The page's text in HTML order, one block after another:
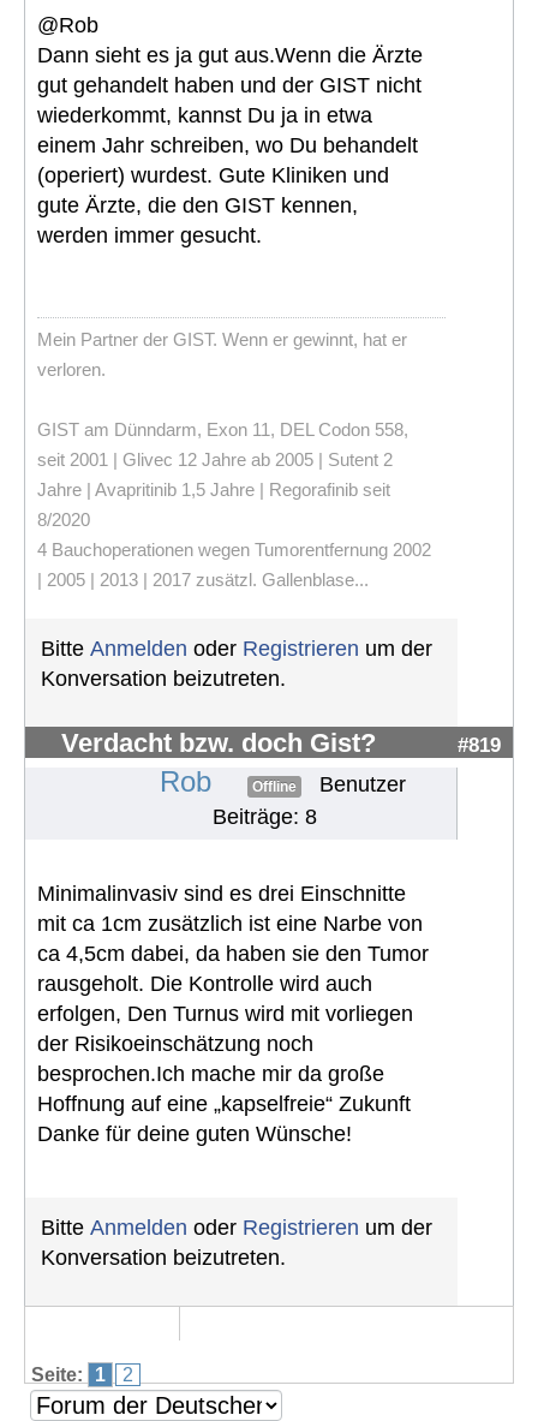
@Rob
Dann sieht es ja gut aus.Wenn die Ärzte
gut gehandelt haben und der GIST nicht
wiederkommt, kannst Du ja in etwa
einem Jahr schreiben, wo Du behandelt
(operiert) wurdest. Gute Kliniken und
gute Ärzte, die den GIST kennen,
werden immer gesucht.
Mein Partner der GIST. Wenn er gewinnt, hat er
verloren.
GIST am Dünndarm, Exon 11, DEL Codon 558,
seit 2001 | Glivec 12 Jahre ab 2005 | Sutent 2
Jahre | Avapritinib 1,5 Jahre | Regorafinib seit
8/2020
4 Bauchoperationen wegen Tumorentfernung 2002
| 2005 | 2013 | 2017 zusätzl. Gallenblase...
Bitte Anmelden oder Registrieren um der
Konversation beizutreten.
Verdacht bzw. doch Gist? #819
Rob Offline
Benutzer
Beiträge: 8
Minimalinvasiv sind es drei Einschnitte
mit ca 1cm zusätzlich ist eine Narbe von
ca 4,5cm dabei, da haben sie den Tumor
rausgeholt. Die Kontrolle wird auch
erfolgen, Den Turnus wird mit vorliegen
der Risikoeinschätzung noch
besprochen.Ich mache mir da große
Hoffnung auf eine „kapselfreie“ Zukunft
Danke für deine guten Wünsche!
Bitte Anmelden oder Registrieren um der
Konversation beizutreten.
Seite: 1 2